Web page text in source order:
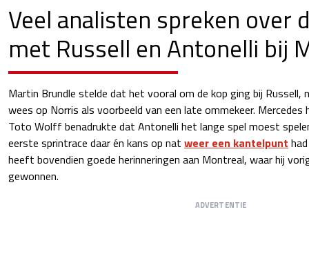
Veel analisten spreken over
met Russell en Antonelli bij
Martin Brundle stelde dat het vooral om de kop ging bij Russell,
wees op Norris als voorbeeld van een late ommekeer. Mercedes
Toto Wolff benadrukte dat Antonelli het lange spel moest
eerste sprintrace daar én kans op nat weer een kantelpunt
heeft bovendien goede herinneringen aan Montreal, waar hij
gewonnen.
ADVERTENTIE